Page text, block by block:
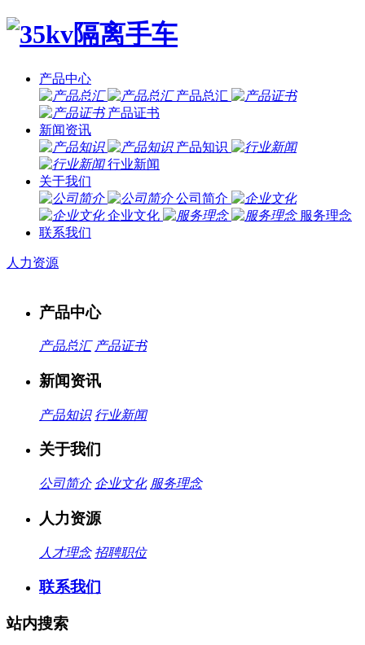
产品中心
产品总汇
产品证书
新闻资讯
产品知识
行业新闻
关于我们
公司简介
企业文化
服务理念
联系我们
人力资源
产品中心
产品总汇 产品证书
新闻资讯
产品知识 行业新闻
关于我们
公司简介 企业文化 服务理念
人力资源
人才理念 招聘职位
联系我们
站内搜索